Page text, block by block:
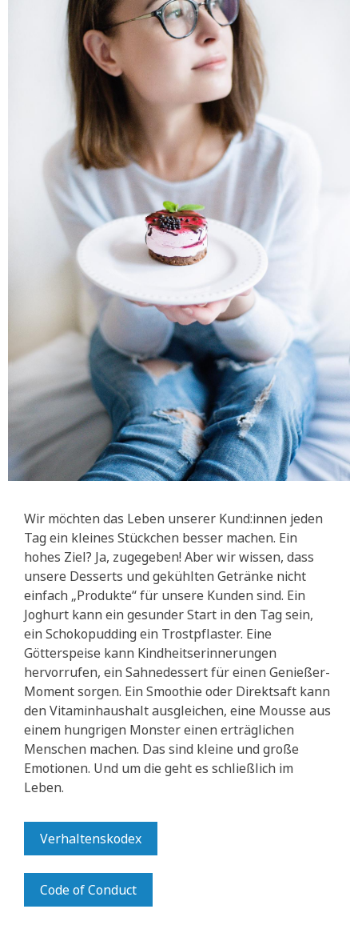
Wir möchten das Leben unserer Kund:innen jeden
Tag ein kleines Stückchen besser machen. Ein
hohes Ziel? Ja, zugegeben! Aber wir wissen, dass
unsere Desserts und gekühlten Getränke nicht
einfach „Produkte“ für unsere Kunden sind. Ein
Joghurt kann ein gesunder Start in den Tag sein,
ein Schokopudding ein Trostpflaster. Eine
Götterspeise kann Kindheitserinnerungen
hervorrufen, ein Sahnedessert für einen Genießer-
Moment sorgen. Ein Smoothie oder Direktsaft kann
den Vitaminhaushalt ausgleichen, eine Mousse aus
einem hungrigen Monster einen erträglichen
Menschen machen. Das sind kleine und große
Emotionen. Und um die geht es schließlich im
Leben.
Verhaltenskodex
Code of Conduct